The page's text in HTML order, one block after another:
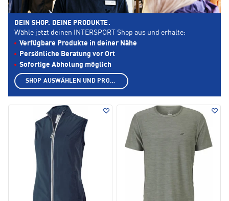
DEIN SHOP. DEINE PRODUKTE.
Wähle jetzt deinen INTERSPORT Shop aus und erhalte:
Verfügbare Produkte in deiner Nähe
Persönliche Beratung vor Ort
Sofortige Abholung möglich
SHOP AUSWÄHLEN UND PRODUKTE ANZEIGEN